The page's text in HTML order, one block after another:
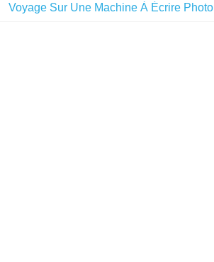
Voyage Sur Une Machine À Écrire Photo